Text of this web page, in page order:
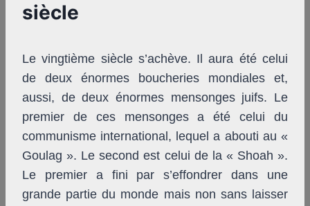
siècle
Le vingtième siècle s’achève. Il aura été celui
de deux énormes boucheries mondiales et,
aussi, de deux énormes mensonges juifs. Le
premier de ces mensonges a été celui du
communisme international, lequel a abouti au «
Goulag ». Le second est celui de la « Shoah ».
Le premier a fini par s’effondrer dans une
grande partie du monde mais non sans laisser